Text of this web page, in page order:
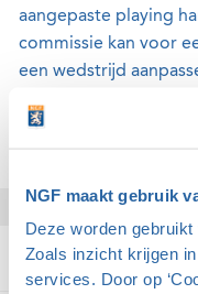
NGF maakt gebruik
Deze worden
Zoals inzicht krijgen
services. Door op
aangepaste playing
commissie kan voor
een wedstrijd
Ga terug naar de lijst